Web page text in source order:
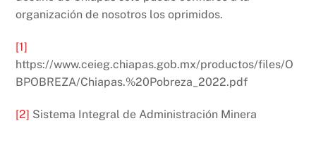
organización de nosotros los oprimidos.
[1]
https://www.ceieg.chiapas.gob.mx/productos/files/O
BPOBREZA/Chiapas.%20Pobreza_2022.pdf
[2] Sistema Integral de Administración Minera